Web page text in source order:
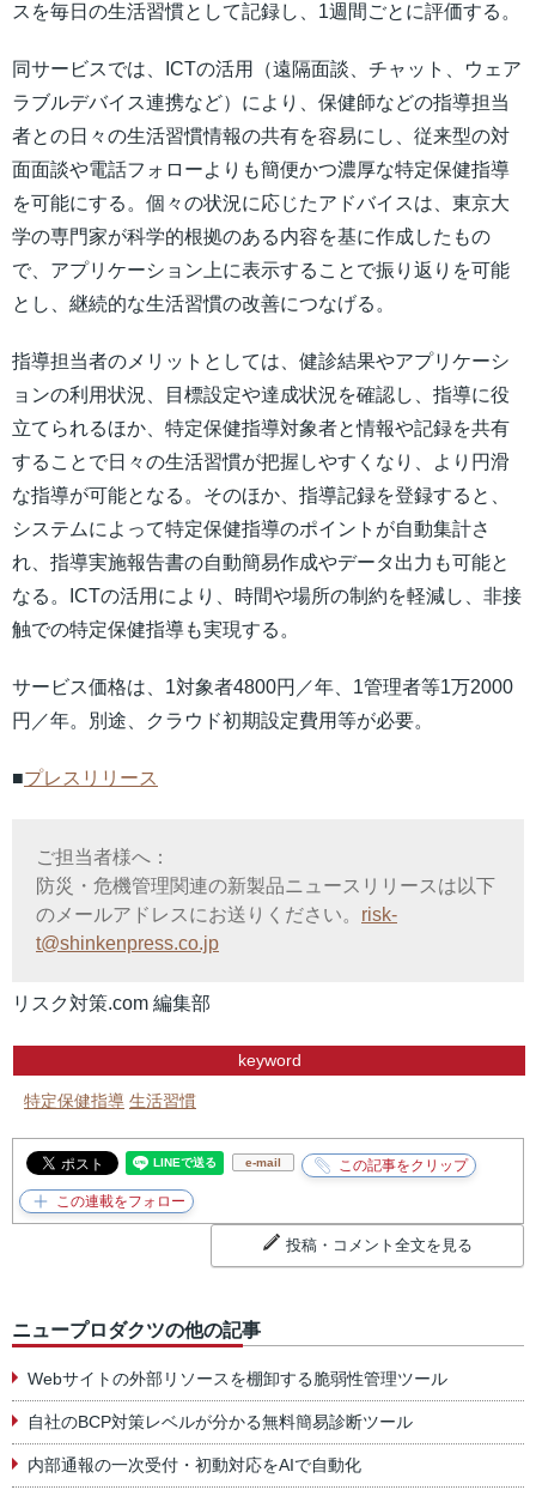
スを毎日の生活習慣として記録し、1週間ごとに評価する。
同サービスでは、ICTの活用（遠隔面談、チャット、ウェア
ラブルデバイス連携など）により、保健師などの指導担当
者との日々の生活習慣情報の共有を容易にし、従来型の対
面面談や電話フォローよりも簡便かつ濃厚な特定保健指導
を可能にする。個々の状況に応じたアドバイスは、東京大
学の専門家が科学的根拠のある内容を基に作成したもの
で、アプリケーション上に表示することで振り返りを可能
とし、継続的な生活習慣の改善につなげる。
指導担当者のメリットとしては、健診結果やアプリケーシ
ョンの利用状況、目標設定や達成状況を確認し、指導に役
立てられるほか、特定保健指導対象者と情報や記録を共有
することで日々の生活習慣が把握しやすくなり、より円滑
な指導が可能となる。そのほか、指導記録を登録すると、
システムによって特定保健指導のポイントが自動集計さ
れ、指導実施報告書の自動簡易作成やデータ出力も可能と
なる。ICTの活用により、時間や場所の制約を軽減し、非接
触での特定保健指導も実現する。
サービス価格は、1対象者4800円／年、1管理者等1万2000
円／年。別途、クラウド初期設定費用等が必要。
■プレスリリース
ご担当者様へ：
防災・危機管理関連の新製品ニュースリリースは以下
のメールアドレスにお送りください。 risk-
t@shinkenpress.co.jp
リスク対策.com 編集部
keyword
特定保健指導 生活習慣
e-mail
投稿・コメント全文を見る
ニュープロダクツの他の記事
Webサイトの外部リソースを棚卸する脆弱性管理ツール
自社のBCP対策レベルが分かる無料簡易診断ツール
内部通報の一次受付・初動対応をAIで自動化